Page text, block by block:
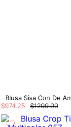
Blusa Sisa Con De
$1299.00
$974 25